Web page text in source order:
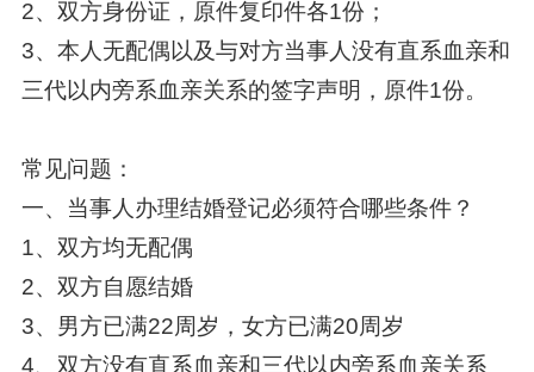
2、双方身份证，原件复印件各1份；
3、本人无配偶以及与对方当事人没有直系血亲和
三代以内旁系血亲关系的签字声明，原件1份。
常见问题：
一、当事人办理结婚登记必须符合哪些条件？
1、双方均无配偶
2、双方自愿结婚
3、男方已满22周岁，女方已满20周岁
4、双方没有直系血亲和三代以内旁系血亲关系